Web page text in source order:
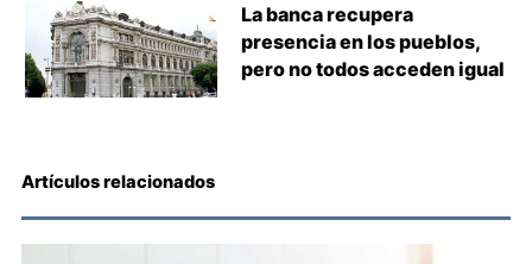
La banca recupera
presencia en los pueblos,
pero no todos acceden igual
Artículos relacionados